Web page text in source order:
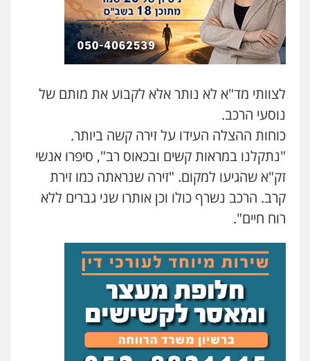
סמים רכוש
0548009246
עדי כרמלי – חברת עו"ד
0525060666
גיא זהבי משרד עורכי דין
פלילי משפחה
503456449
אסירים
0505216700
אייל בן שושן, עורך דין פלילי
פלילי מעצרים וחקירות פשיעה חמורה
נוער רישום פלילי
0522763105
לצוותי מד"א לא נותר אלא לקבוע את מותם של
נוסעי הרכב.
כוחות ההצלה העידו על זירה קשה ביותר.
"נתקלנו במראות קשים ובכאוס רב", סיפרו אנשי
זק"א שהגיעו למקום. "זירה שנראתה כמו זירת
קרב. הרכב נשרף כולו וכן אותרו שני גברים ללא
רוח חיים".